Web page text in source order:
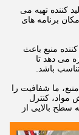
کننده تهیه می
برنامه های
منبع باعث
می دهد تا
باشد.
ما شفافیت را
مواد، کنترل
سطح بالایی از